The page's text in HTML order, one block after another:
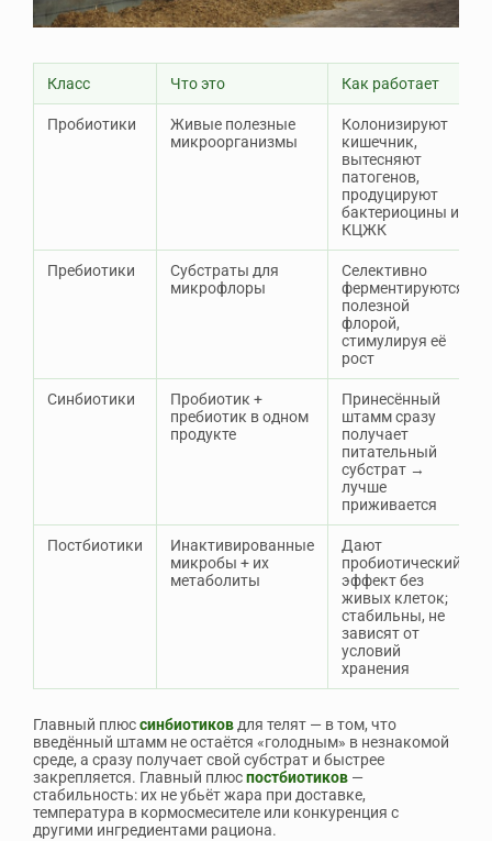
Класс Что это Как работает
Пробиотики
Живые полезные
микроорганизмы
Колонизируют
кишечник,
вытесняют
патогенов,
продуцируют
бактериоцины и
КЦЖК
Пребиотики
Субстраты для
микрофлоры
Селективно
ферментируются
полезной
флорой,
стимулируя её
рост
Синбиотики
Пробиотик +
пребиотик в одном
продукте
Принесённый
штамм сразу
получает
питательный
субстрат →
лучше
приживается
Постбиотики
Инактивированные
микробы + их
метаболиты
Дают
пробиотический
эффект без
живых клеток;
стабильны, не
зависят от
условий
хранения
Главный плюссинбиотиков для телят — в том, что
введённый штамм не остаётся «голодным» в незнакомой
среде, а сразу получает свой субстрат и быстрее
закрепляется. Главный плюспостбиотиков —
стабильность: их не убьёт жара при доставке,
температура в кормосмесителе или конкуренция с
другими ингредиентами рациона.